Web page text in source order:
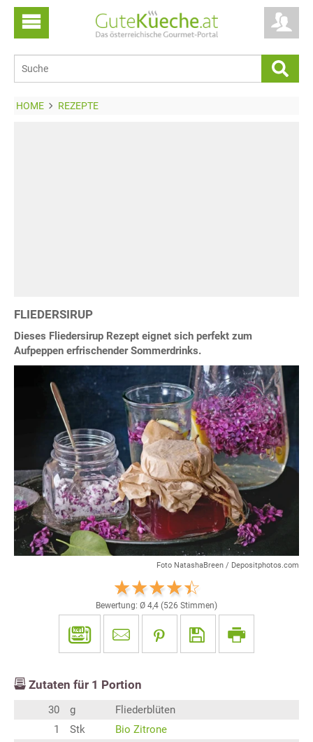
HOME REZEPTE
FLIEDERSIRUP
Dieses Fliedersirup Rezept eignet sich perfekt zum
Aufpeppen erfrischender Sommerdrinks.
Foto NatashaBreen / Depositphotos.com
Bewertung: Ø 4,4 (526 Stimmen)
Zutaten für 1 Portion
30 g
Fliederblüten
1
Stk
Bio Zitrone